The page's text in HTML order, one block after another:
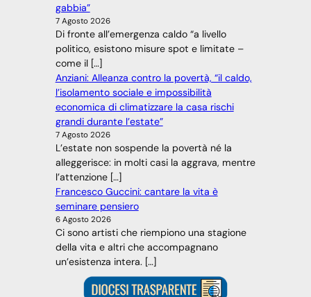
gabbia”
7 Agosto 2026
Di fronte all’emergenza caldo “a livello
politico, esistono misure spot e limitate –
come il […]
Anziani: Alleanza contro la povertà, “il caldo,
l’isolamento sociale e impossibilità
economica di climatizzare la casa rischi
grandi durante l’estate”
7 Agosto 2026
L’estate non sospende la povertà né la
alleggerisce: in molti casi la aggrava, mentre
l’attenzione […]
Francesco Guccini: cantare la vita è
seminare pensiero
6 Agosto 2026
Ci sono artisti che riempiono una stagione
della vita e altri che accompagnano
un’esistenza intera. […]